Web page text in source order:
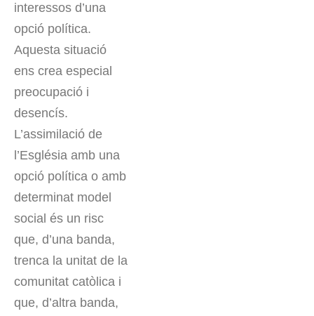
interessos d’una
opció política.
Aquesta situació
ens crea especial
preocupació i
desencís.
L’assimilació de
l’Església amb una
opció política o amb
determinat model
social és un risc
que, d’una banda,
trenca la unitat de la
comunitat catòlica i
que, d’altra banda,